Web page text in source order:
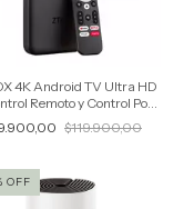
4K Android TV Ultra HD
Remoto y Control Por
"Ok Google" (Simil.
Chromecast)
$119.900,00
OFF